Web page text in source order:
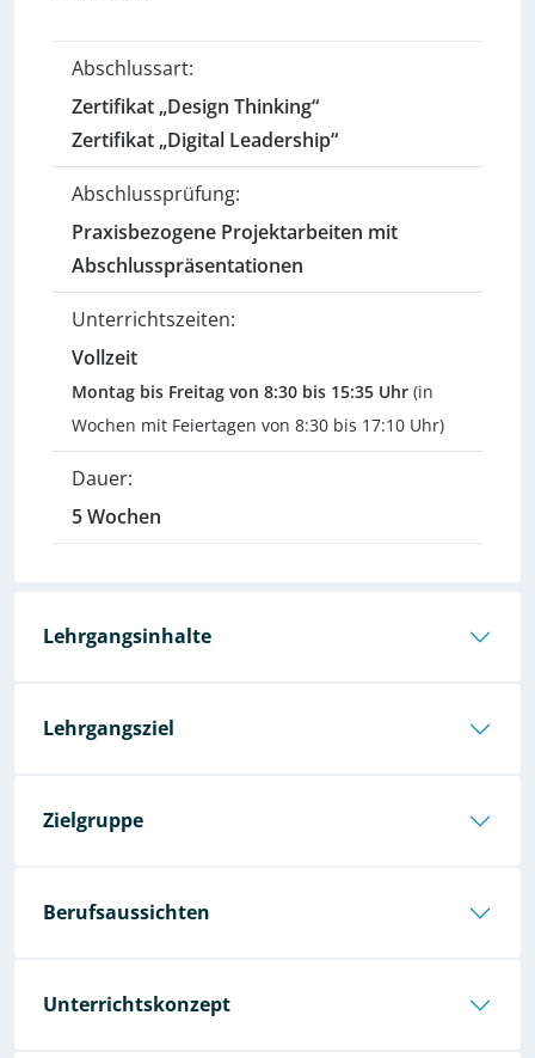
Abschlussart:
Zertifikat „Design Thinking“
Zertifikat „Digital Leadership“
Abschlussprüfung:
Praxisbezogene Projektarbeiten mit
Abschlusspräsentationen
Unterrichtszeiten:
Vollzeit
Montag bis Freitag von 8:30 bis 15:35 Uhr (in
Wochen mit Feiertagen von 8:30 bis 17:10 Uhr)
Dauer:
5 Wochen
Lehrgangsinhalte
Lehrgangsziel
Zielgruppe
Berufsaussichten
Unterrichtskonzept